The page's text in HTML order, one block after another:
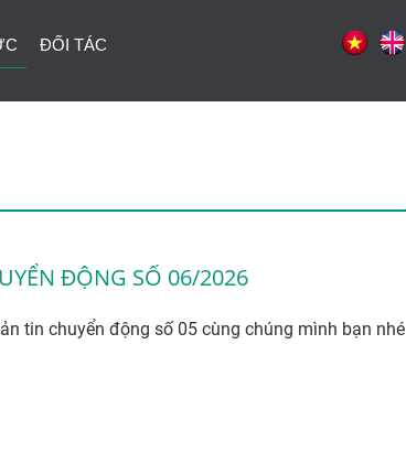
ĐỐI TÁC
ĐỘNG SỐ 06/2026
tin chuyển động số 05 cùng chúng mình bạn nhé